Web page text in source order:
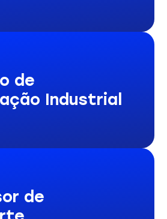
de
Industrial
de